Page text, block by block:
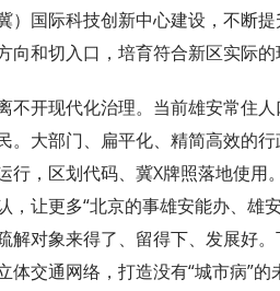
）国际科技创新中心建设，不断
向和切入口，培育符合新区实际的
不开现代化治理。当前雄安常住
。大部门、扁平化、精简高效的
行，区划代码、冀X牌照落地使用
，让更多“北京的事雄安能办、雄
解对象来得了、留得下、发展好
体交通网络，打造没有“城市病”